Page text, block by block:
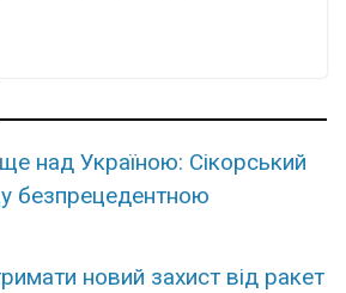
над Україною: Сікорський
безпрецедентною
новий захист від ракет